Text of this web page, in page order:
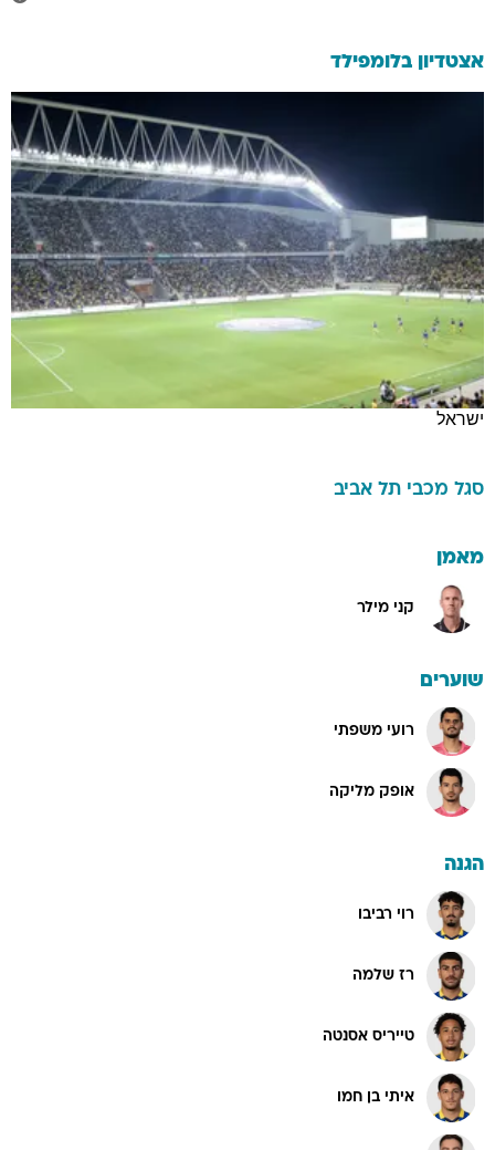
אצטדיון בלומפילד
ישראל
סגל מכבי תל אביב
מאמן
קני מילר
שוערים
רועי משפתי
אופק מליקה
הגנה
רוי רביבו
רז שלמה
טייריס אסנטה
איתי בן חמו